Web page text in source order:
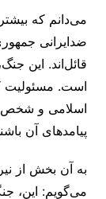
می‌دانم که
ضدایرانی
قائل‌اند. این
است. مسئولیت
اسلامی و شخص
پیامدهای آن
به آن بخش از
می‌گویم: این،